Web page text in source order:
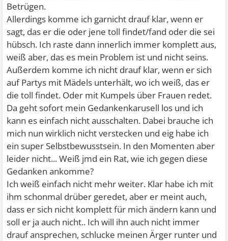
Betrügen.
Allerdings komme ich garnicht drauf klar, wenn er
sagt, das er die oder jene toll findet/fand oder die sei
hübsch. Ich raste dann innerlich immer komplett aus,
weiß aber, das es mein Problem ist und nicht seins.
Außerdem komme ich nicht drauf klar, wenn er sich
auf Partys mit Mädels unterhält, wo ich weiß, das er
die toll findet. Oder mit Kumpels über Frauen redet.
Da geht sofort mein Gedankenkarusell los und ich
kann es einfach nicht ausschalten. Dabei brauche ich
mich nun wirklich nicht verstecken und eig habe ich
ein super Selbstbewusstsein. In den Momenten aber
leider nicht... Weiß jmd ein Rat, wie ich gegen diese
Gedanken ankomme?
Ich weiß einfach nicht mehr weiter. Klar habe ich mit
ihm schonmal drüber geredet, aber er meint auch,
dass er sich nicht komplett für mich ändern kann und
soll er ja auch nicht.. Ich will ihn auch nicht immer
drauf ansprechen, schlucke meinen Ärger runter und